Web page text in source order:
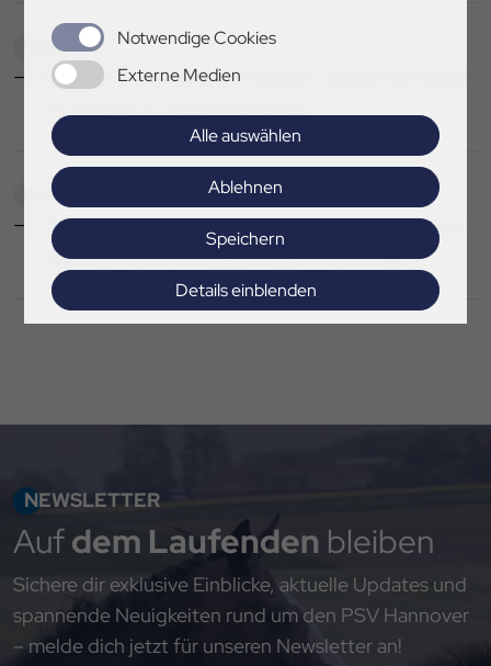
Notwendige Cookies
Externe Medien
Alle auswählen
Ablehnen
Speichern
Details einblenden
News
Future Champions Hagen: Zweimal Gold
im Dressur-Nationenpreis
News
Future Champions 2025: Hannoversche
Spring- und Dressurreiter nominiert
NEWSLETTER
Aufdem Laufenden bleiben
Sichere dir exklusive Einblicke, aktuelle Updates und
spannende Neuigkeiten rund um den PSV Hannover
– melde dich jetzt für unseren Newsletter an!